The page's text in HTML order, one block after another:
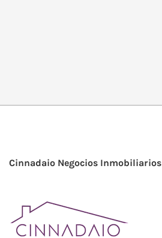
Cinnadaio Negocios Inmobiliarios